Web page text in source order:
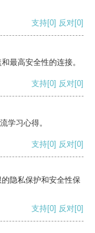
支持[0] 反对[0]
最高安全性的连接。
支持[0] 反对[0]
学习心得。
支持[0] 反对[0]
隐私保护和安全性保
支持[0] 反对[0]